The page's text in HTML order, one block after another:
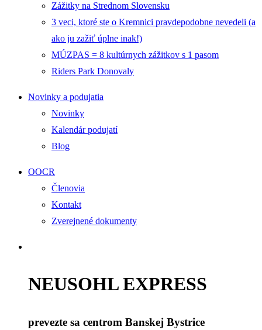
Zážitky na Strednom Slovensku
3 veci, ktoré ste o Kremnici pravdepodobne nevedeli (a
ako ju zažiť úplne inak!)
MÚZPAS = 8 kultúrnych zážitkov s 1 pasom
Riders Park Donovaly
Novinky a podujatia
Novinky
Kalendár podujatí
Blog
OOCR
Členovia
Kontakt
Zverejnené dokumenty
NEUSOHL EXPRESS
prevezte sa centrom Banskej Bystrice